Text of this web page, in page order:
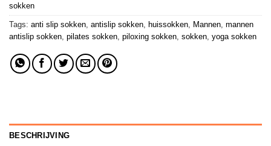
sokken
Tags: anti slip sokken antislip sokken huissokken Mannen mannen
antislip sokken pilates sokken piloxing sokken sokken yoga sokken
BESCHRIJVING